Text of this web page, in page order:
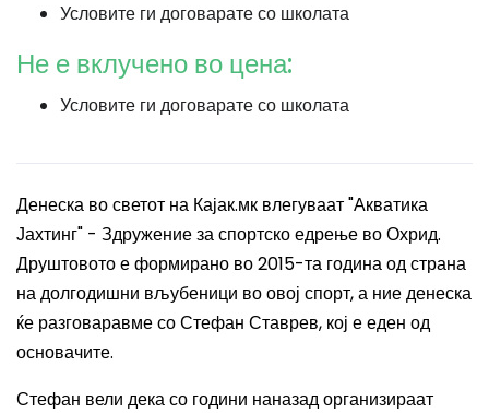
Условите ги договарате со школата
Не е вклучено во цена:
Условите ги договарате со школата
Денеска во светот на Кајак.мк влегуваат "Акватика
Јахтинг" - Здружение за спортско едрење во Охрид.
Друштовото е формирано во 2015-та година од страна
на долгодишни вљубеници во овој спорт, а ние денеска
ќе разговаравме со Стефан Ставрев, кој е еден од
основачите.
Стефан вели дека со години наназад организираат